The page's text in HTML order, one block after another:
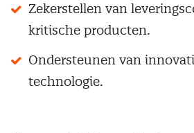
Zekerstellen van
kritische producten.
Ondersteunen van
technologie.